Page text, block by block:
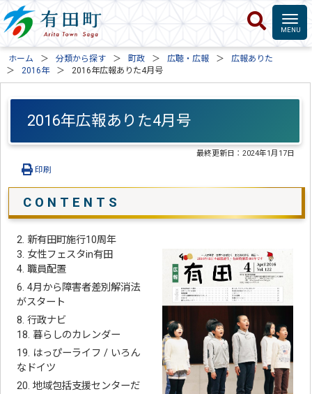
ホーム 分類から探す 町政 広聴・広報
広報ありた
2016年
2016年広報ありた4月号
2016年広報ありた4月号
最終更新日：2024年1月17日
印刷
C O N T E N T S
2. 新有田町施行10周年
3. 女性フェスタin有田
4. 職員配置
6. 4月から障害者差別解消法
がスタート
8. 行政ナビ
18. 暮らしのカレンダー
19. はっぴーライフ / いろん
なドイツ
20. 地域包括支援センターだ